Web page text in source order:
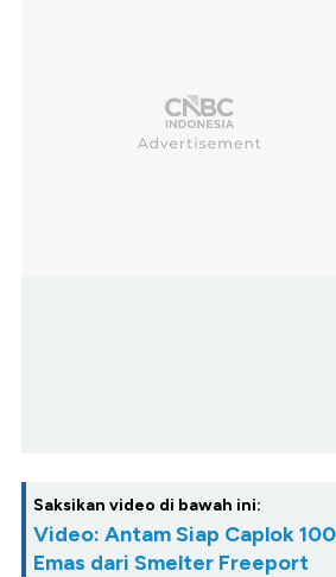
Saksikan video di bawah ini:
Video: Antam Siap Caplok
Emas dari Smelter Freeport